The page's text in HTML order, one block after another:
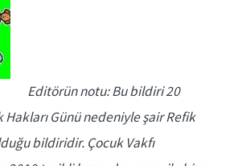
Editörün notu: Bu bildiri 20
Hakları Günü nedeniyle şair Refik
bildiridir. Çocuk Vakfı